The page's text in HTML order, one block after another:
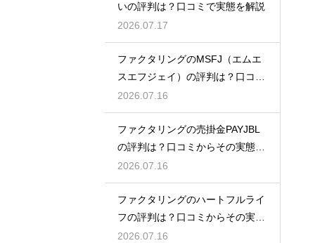
いの評判は？口コミで実態を解説
2026.07.17
ファクタリングのMSFJ（エムエ
スエフジェイ）の評判は？口コミ
から検証
2026.07.16
ファクタリングの売掛金PAYJBL
の評判は？口コミからその実態を
徹底解説
2026.07.16
ファクタリングのハートフルライ
フの評判は？口コミからその実態
を徹底解説
2026.07.16